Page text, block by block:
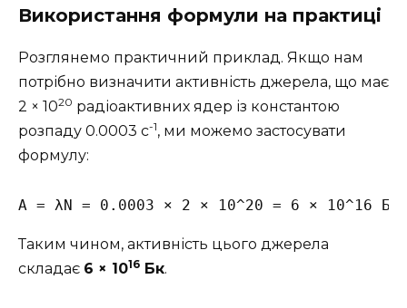
Використання формули на практиці
Розглянемо практичний приклад. Якщо нам
потрібно визначити активність джерела, що має
2 × 1020 радіоактивних ядер із константою
розпаду 0.0003 с-1, ми можемо застосувати
формулу:
А = λN = 0.0003 × 2 × 10^20 = 6 × 10^16 Бк
Таким чином, активність цього джерела
складає 6 × 1016 Бк.